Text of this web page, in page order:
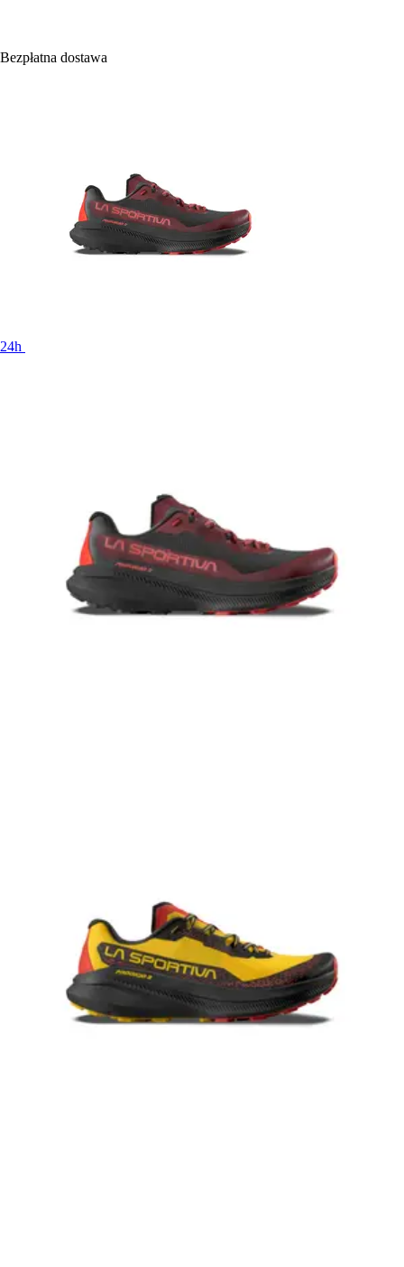
Bezpłatna dostawa
24h